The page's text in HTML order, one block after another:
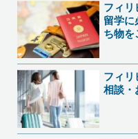
フィリ
留学に
ち物を
フィリ
相談・